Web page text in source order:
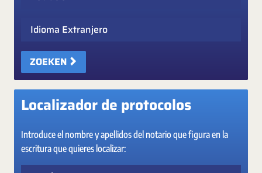
Idioma Extranjero
ZOEKEN
Localizador de protocolos
Introduce el nombre y apellidos del notario que figura en la
escritura que quieres localizar: